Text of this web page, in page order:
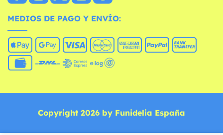
MEDIOS DE PAGO Y ENVÍO:
Copyright 2026 by Funidelia España